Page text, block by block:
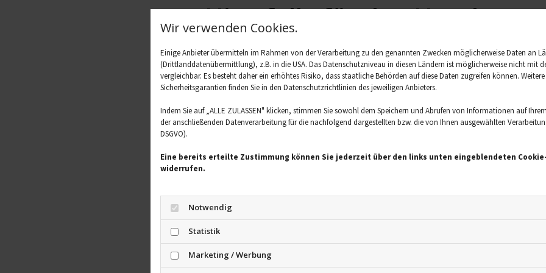
Hitzefalle für den Hund
Dasselbe gilt für Tiere: Hunde sind oft im Auto dabei, dürfen aber an
Trotzdem mal schnell zum Einkaufen, wenn das Fenster ein bisschen offen
nicht so schwitzen wie Menschen, deshalb steigt ihre Körpertemperatur noch
zur Verfügung gestellt wird, können sie sich damit nicht ausreichend
Hitzschlag oder starke Dehydrierung. Selbst bei leicht geöffnetem Fenster
Luftzirkulation im Auto so eingeschränkt, dass es zu einem Sauerstoffmangel
Atembeschwerden führt. Hunderassen mit kurzem Fell und flachen Nasen
größere Schwierigkeiten, ihre Körpertemperatur zu regulieren als andere
dass das Auto für sie zur Hitzefalle wird.
Tipps zum Autofahren bei
Allgemein gibt es beim Autofahren im Sommer, besonders wenn Kinder oder
zu beachten gilt, um allen die Fahrt so angenehm wie möglich zu machen.
Luft aus dem Auto zu bekommen. Die Fenster können bei kurzen Fahrten
Wir verwenden Cookies.
Einige Anbieter übermitteln im Rahmen von der Verarbeitung zu den genannten Zwecken möglicherweise Daten an
(Drittlanddatenübermittlung), z.B. in die USA. Das Datenschutzniveau in diesen Ländern ist möglicherweise nicht mit
vergleichbar. Es besteht daher ein erhöhtes Risiko, dass staatliche Behörden auf diese Daten zugreifen können.
Sicherheitsgarantien finden Sie in den Datenschutzrichtlinien des jeweiligen Anbieters.
Indem Sie auf „ALLE ZULASSEN" klicken, stimmen Sie sowohl dem Speichern und Abrufen von Informationen auf
der anschließenden Datenverarbeitung für die nachfolgend dargestellten bzw. die von Ihnen ausgewählten
DSGVO).
Eine bereits erteilte Zustimmung können Sie jederzeit über den links unten eingeblendeten
widerrufen.
Notwendig
Statistik
Marketing / Werbung